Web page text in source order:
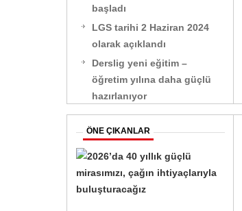
başladı
LGS tarihi 2 Haziran 2024
olarak açıklandı
Derslig yeni eğitim –
öğretim yılına daha güçlü
hazırlanıyor
ÖNE ÇIKANLAR